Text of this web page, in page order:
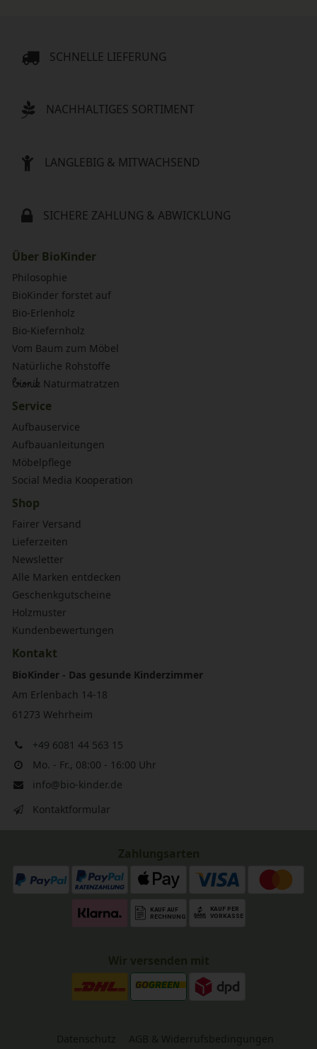
SCHNELLE LIEFERUNG
NACHHALTIGES SORTIMENT
LANGLEBIG & MITWACHSEND
SICHERE ZAHLUNG & ABWICKLUNG
Über BioKinder
Philosophie
BioKinder forstet auf
Bio-Erlenholz
Bio-Kiefernholz
Vom Baum zum Möbel
Natürliche Rohstoffe
bionik Naturmatratzen
Service
Aufbauservice
Aufbauanleitungen
Möbelpflege
Social Media Kooperation
Shop
Fairer Versand
Lieferzeiten
Newsletter
Alle Marken entdecken
Geschenkgutscheine
Holzmuster
Kundenbewertungen
Kontakt
BioKinder - Das gesunde Kinderzimmer
Am Erlenbach 14-18
61273 Wehrheim
+49 6081 44 563 15
Mo. - Fr., 08:00 - 16:00 Uhr
info@bio-kinder.de
Kontaktformular
Zahlungsarten
Wir versenden mit